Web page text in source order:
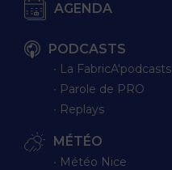
AGENDA
PODCASTS
∙ La FabricA'podcasts
∙ Parole de PRO
∙ Replays
MÉTÉO
∙ Météo Nice